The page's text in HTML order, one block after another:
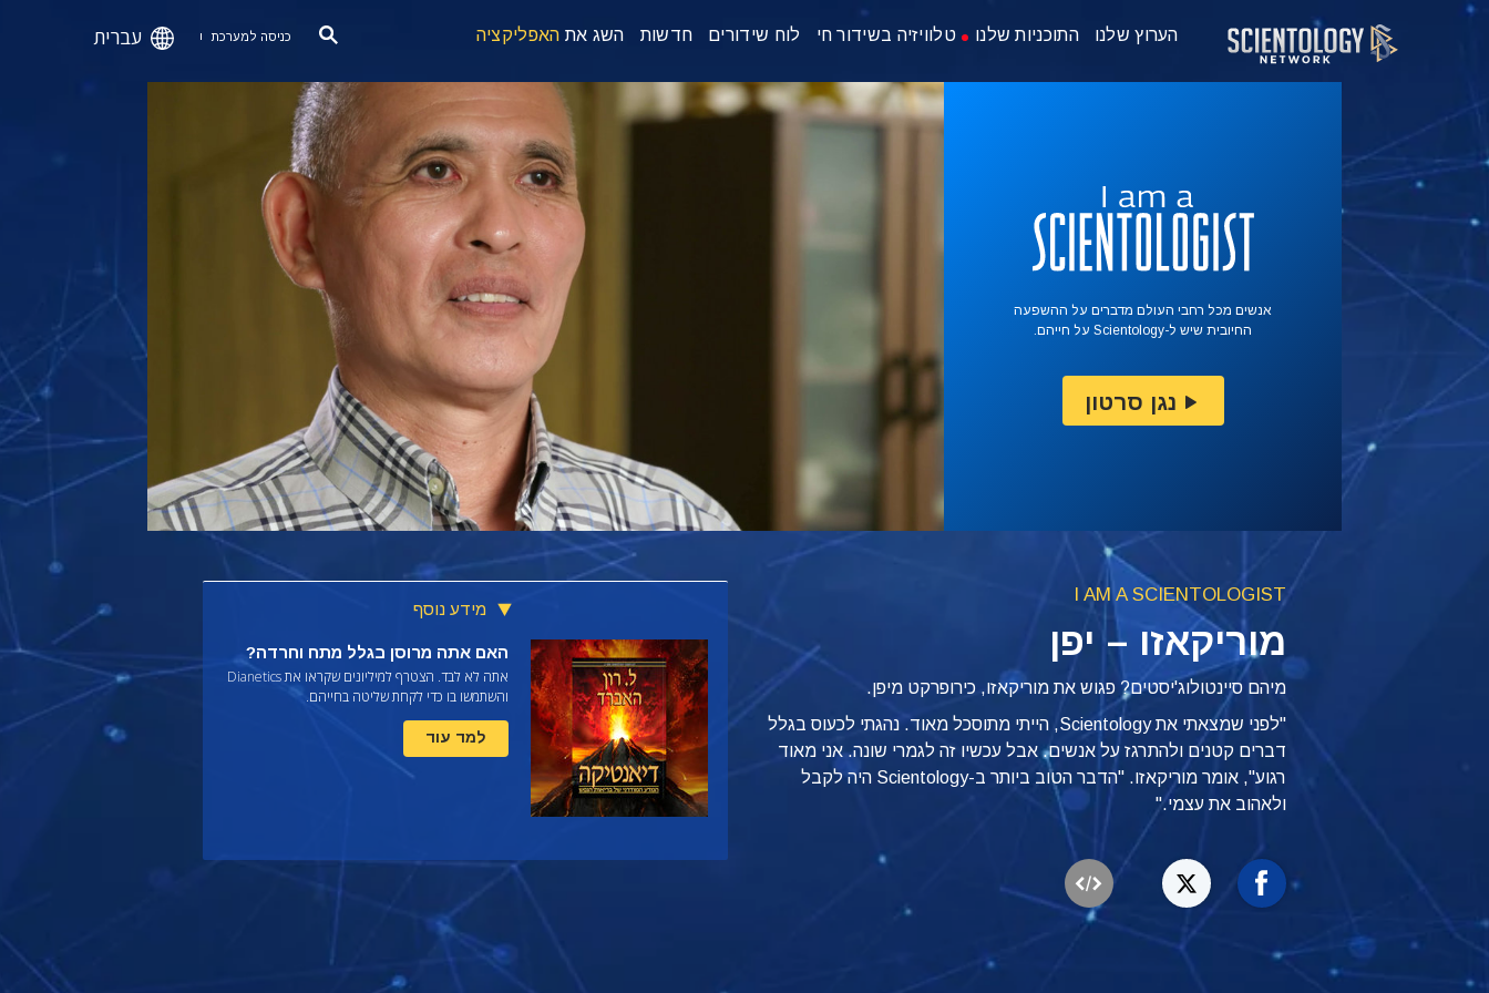
הערוץ שלנו התוכניות שלנו טלוויזיה בשידור חי לוח שידורים חדשות השג את האפליקציה כניסה למערכת עברית
אנשים מכל רחבי העולם מדברים על ההשפעה
החיובית שיש ל-Scientology על חייהם.
נגן סרטון
I AM A SCIENTOLOGIST
מוריקאזו – יפן
מיהם סיינטולוג'יסטים? פגוש את מוריקאזו, כירופרקט מיפן.
"לפני שמצאתי את Scientology, הייתי מתוסכל מאוד. נהגתי לכעוס בגלל
דברים קטנים ולהתרגז על אנשים. אבל עכשיו זה לגמרי שונה. אני מאוד
רגוע", אומר מוריקאזו. "הדבר הטוב ביותר ב-Scientology היה לקבל
ולאהוב את עצמי."
מידע נוסף
האם אתה מרוסן בגלל מתח וחרדה?
אתה לא לבד. הצטרף למיליונים שקראו אתDianetics
והשתמשו בו כדי לקחת שליטה בחייהם.
למד עוד